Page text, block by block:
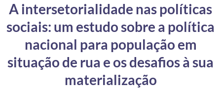
Controladoria-Geral da União
Secretaria-Geral
A intersetorialidade nas políticas
sociais: um estudo sobre a política
nacional para população em
situação de rua e os desafios à sua
materialização